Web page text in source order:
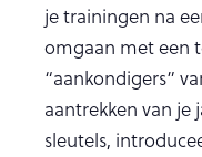
je trainingen na
omgaan met een
“aankondigers”
aantrekken van je
sleutels,